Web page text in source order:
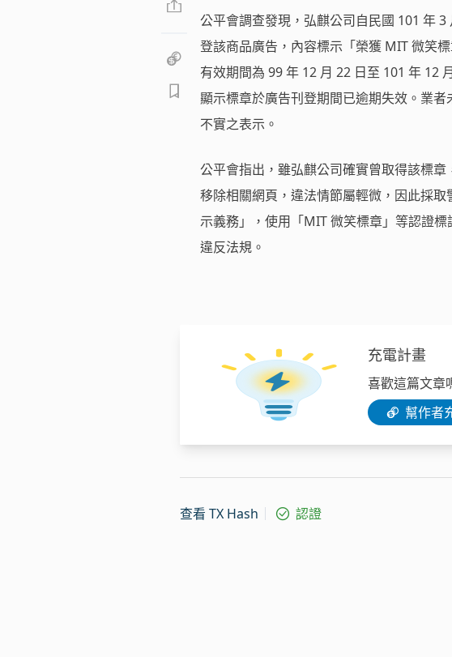
公平會調查發現，弘麒公司自民國 101 年
登該商品廣告，內容標示「榮獲 MIT 微笑
有效期間為 99 年 12 月 22 日至 101 年 12
顯示標章於廣告刊登期間已逾期失效。業
不實之表示。
公平會指出，雖弘麒公司確實曾取得該標
移除相關網頁，違法情節屬輕微，因此採
示義務」，使用「MIT 微笑標章」等認證
違反法規。
充電計畫
喜歡這篇文章
幫作者
查看 TX Hash 認證